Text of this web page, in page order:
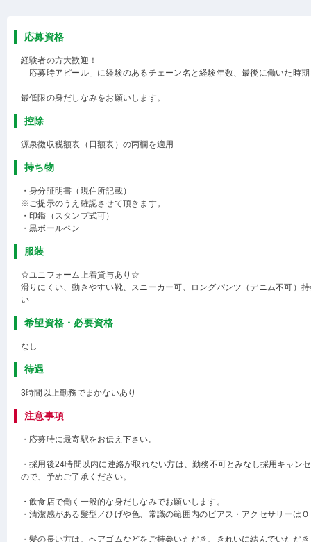
応募資格
経験者の方大歓迎！
「応募時アピール」に経験のあるチェーン名と経験年数、最後に働いた時
最低限の身だしなみをお願いします。
控除
源泉徴収税額表（日額表）の丙欄を適用
持ち物
・身分証明書（現住所記載）
※ご提示のうえ確認させて頂きます。
・印鑑（スタンプ式可）
・黒ボールペン
服装
☆ユニフォーム上着貸与あり☆
滑りにくい、動きやすい靴、スニーカー可、ロングパンツ（デニム不可）
い
希望資格・必要資格
なし
待遇
3時間以上勤務でまかないあり
注意事項
・応募時に最寄駅をお伝え下さい。
・採用後24時間以内に連絡が取れない方は、勤務不可とみなし採用キャン
ので、予めご了承ください。
・飲食店で働く一般的な身だしなみでお願いします。
・清潔感がある髪型／ひげや色、常識の範囲内のピアス・アクセサリーは
・髪の長い方は、ヘアゴムなどをご持参いただき、きれいに結んでいただ